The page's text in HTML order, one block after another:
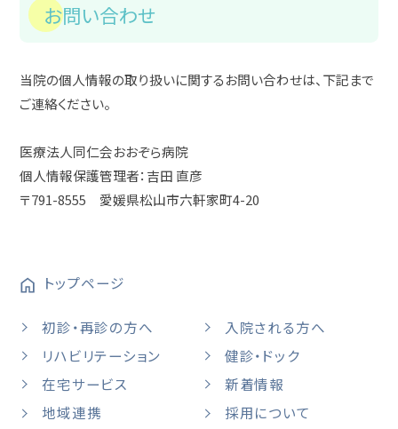
お問い合わせ
当院の個人情報の取り扱いに関するお問い合わせは、下記まで
ご連絡ください。
医療法人同仁会おおぞら病院
個人情報保護管理者：吉田 直彦
〒791-8555 愛媛県松山市六軒家町4-20
トップページ
初診・再診の方へ
入院される方へ
リハビリテーション
健診・ドック
在宅サービス
新着情報
地域連携
採用について